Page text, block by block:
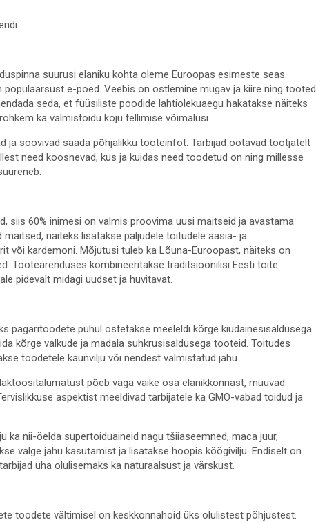
suurusi elaniku kohta oleme Euroopas esimeste seas.
e-poed. Veebis on ostlemine mugav ja kiire ning tooted
seda, et füüsiliste poodide lahtiolekuaegu hakatakse näiteks
ka valmistoidu koju tellimise võimalusi.
ja soovivad saada põhjalikku tooteinfot. Tarbijad ootavad tootjatelt
need koosnevad, kus ja kuidas need toodetud on ning millesse
siis 60% inimesi on valmis proovima uusi maitseid ja avastama
näiteks lisatakse paljudele toitudele aasia- ja
või kardemoni. Mõjutusi tuleb ka Lõuna-Euroopast, näiteks on
Tootearenduses kombineeritakse traditsioonilisi Eesti toite
pidevalt midagi uudset ja huvitavat.
pagaritoodete puhul ostetakse meeleldi kõrge kiudainesisaldusega
kõrge valkude ja madala suhkrusisaldusega tooteid. Toitudes
toodetele kaunvilju või nendest valmistatud jahu.
põeb väga väike osa elanikkonnast, müüvad
aspektist meeldivad tarbijatele ka GMO-vabad toidud ja
nii-öelda supertoiduaineid nagu tšiiaseemned, maca juur,
valge jahu kasutamist ja lisatakse hoopis köögivilju. Endiselt on
üha olulisemaks ka naturaalsust ja värskust.
toodete vältimisel on keskkonnahoid üks olulistest põhjustest.